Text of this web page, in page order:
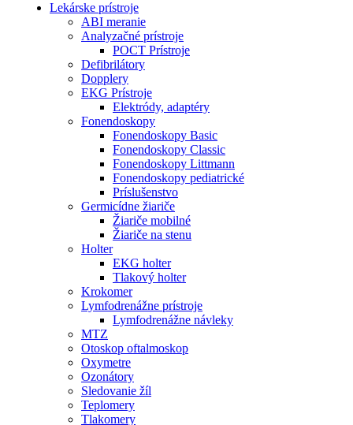
Lekárske prístroje
ABI meranie
Analyzačné prístroje
POCT Prístroje
Defibrilátory
Dopplery
EKG Prístroje
Elektródy, adaptéry
Fonendoskopy
Fonendoskopy Basic
Fonendoskopy Classic
Fonendoskopy Littmann
Fonendoskopy pediatrické
Príslušenstvo
Germicídne žiariče
Žiariče mobilné
Žiariče na stenu
Holter
EKG holter
Tlakový holter
Krokomer
Lymfodrenážne prístroje
Lymfodrenážne návleky
MTZ
Otoskop oftalmoskop
Oxymetre
Ozonátory
Sledovanie žíl
Teplomery
Tlakomery